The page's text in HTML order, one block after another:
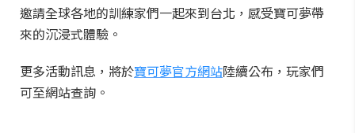
邀請全球各地的訓練家們一起來到台北，感受寶可夢帶
來的沉浸式體驗。
更多活動訊息，將於寶可夢官方網站陸續公布，玩家們
可至網站查詢。